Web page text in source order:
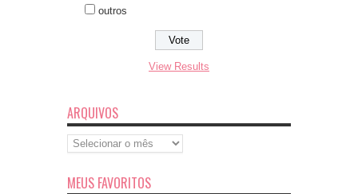
outros
View Results
ARQUIVOS
Arquivos
MEUS FAVORITOS